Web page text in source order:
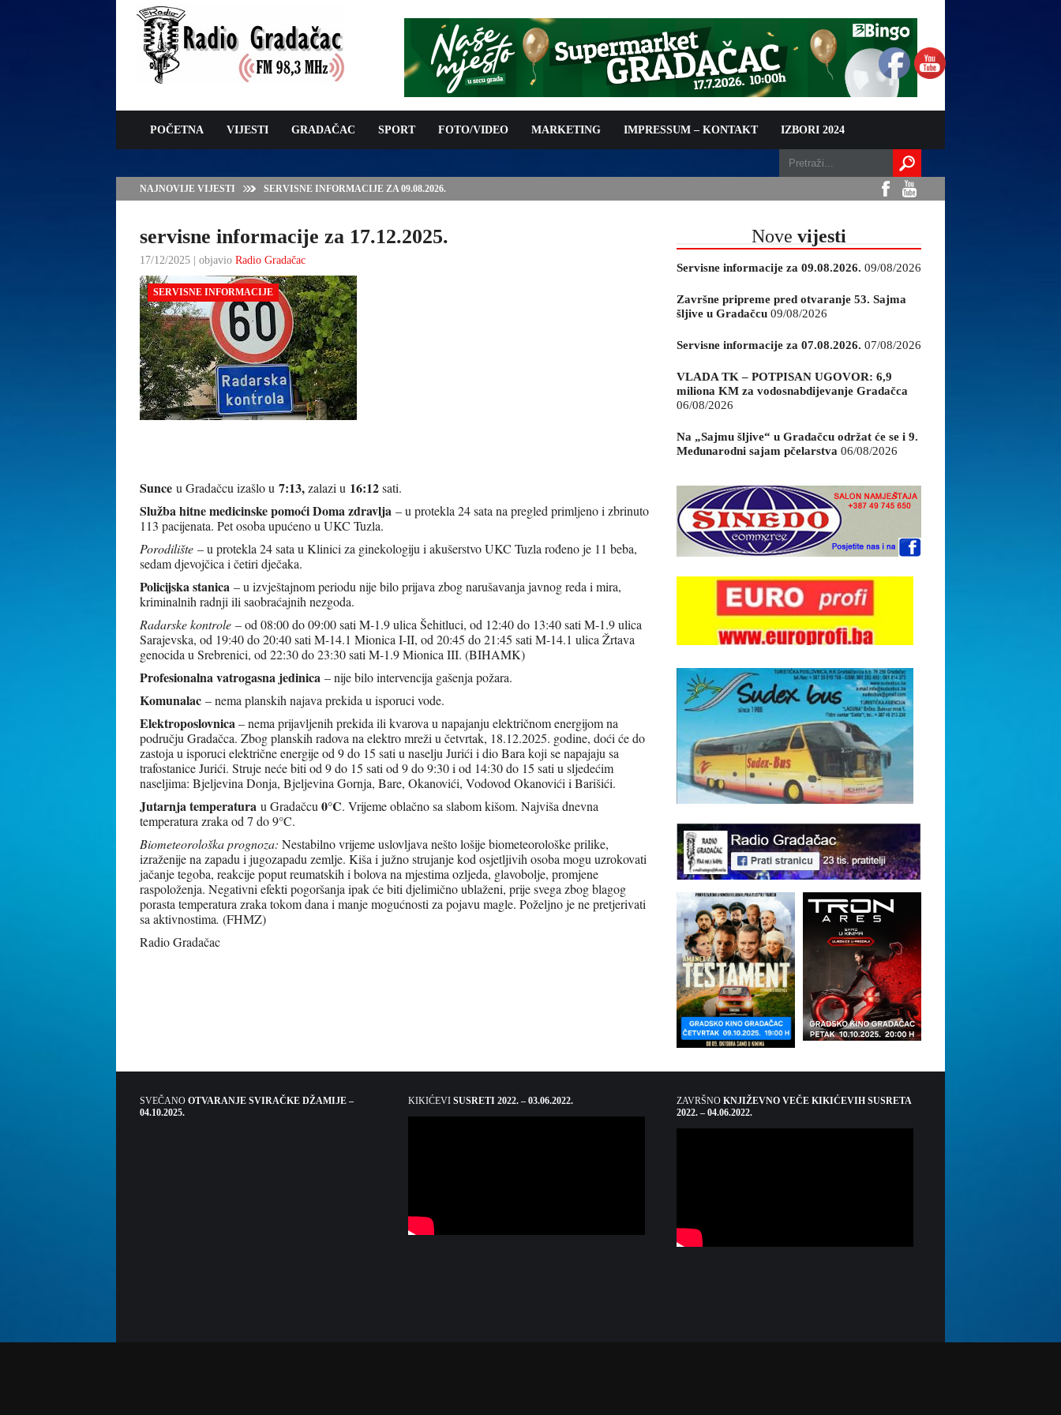
POČETNA VIJESTI GRADAČAC SPORT FOTO/VIDEO MARKETING IMPRESSUM – KONTAKT IZBORI 2024
NAJNOVIJE VIJESTI SERVISNE INFORMACIJE ZA 09.08.2026.
servisne informacije za 17.12.2025.
17/12/2025 | objavio Radio Gradačac
SERVISNE INFORMACIJE
Sunce u Gradačcu izašlo u 7:13,zalazi u 16:12sati.
Služba hitne medicinske pomoći Doma zdravlja – u protekla 24 sata na pregled primljeno i zbrinuto
113 pacijenata. Pet osoba upućeno u UKC Tuzla.
Porodilište – u protekla 24 sata u Klinici za ginekologiju i akušerstvo UKC Tuzla rođeno je 11 beba,
sedam djevojčica i četiri dječaka.
Policijska stanica – u izvještajnom periodu nije bilo prijava zbog narušavanja javnog reda i mira,
kriminalnih radnji ili saobraćajnih nezgoda.
Radarske kontrole – od 08:00 do 09:00 sati M-1.9 ulica Šehitluci, od 12:40 do 13:40 sati M-1.9 ulica
Sarajevska, od 19:40 do 20:40 sati M-14.1 Mionica I-II, od 20:45 do 21:45 sati M-14.1 ulica Žrtava
genocida u Srebrenici, od 22:30 do 23:30 sati M-1.9 Mionica III. (BIHAMK)
Profesionalna vatrogasna jedinica – nije bilo intervencija gašenja požara.
Komunalac – nema planskih najava prekida u isporuci vode.
Elektroposlovnica– nema prijavljenih prekida ili kvarova u napajanju električnom energijom na
području Gradačca. Zbog planskih radova na elektro mreži u četvrtak, 18.12.2025. godine, doći će do
zastoja u isporuci električne energije od 9 do 15 sati u naselju Jurići i dio Bara koji se napajaju sa
trafostanice Jurići. Struje neće biti od 9 do 15 sati od 9 do 9:30 i od 14:30 do 15 sati u sljedećim
naseljima: Bjeljevina Donja, Bjeljevina Gornja, Bare, Okanovići, Vodovod Okanovići i Barišići.
Jutarnja temperatura u Gradačcu 0°C. Vrijeme oblačno sa slabom kišom. Najviša dnevna
temperatura zraka od 7 do 9°C.
Biometeorološka prognoza: Nestabilno vrijeme uslovljava nešto lošije biometeorološke prilike,
izraženije na zapadu i jugozapadu zemlje. Kiša i južno strujanje kod osjetljivih osoba mogu uzrokovati
jačanje tegoba, reakcije poput reumatskih i bolova na mjestima ozljeda, glavobolje, promjene
raspoloženja. Negativni efekti pogoršanja ipak će biti djelimično ublaženi, prije svega zbog blagog
porasta temperatura zraka tokom dana i manje mogućnosti za pojavu magle. Poželjno je ne pretjerivati
sa aktivnostima. (FHMZ)
Radio Gradačac
Nove vijesti
Servisne informacije za 09.08.2026. 09/08/2026
Završne pripreme pred otvaranje 53. Sajma
šljive u Gradačcu 09/08/2026
Servisne informacije za 07.08.2026. 07/08/2026
VLADA TK – POTPISAN UGOVOR: 6,9
miliona KM za vodosnabdijevanje Gradačca
06/08/2026
Na „Sajmu šljive“ u Gradačcu održat će se i 9.
Međunarodni sajam pčelarstva 06/08/2026
SVEČANO OTVARANJE SVIRAČKE DŽAMIJE –
04.10.2025.
KIKIĆEVI SUSRETI 2022. – 03.06.2022. ZAVRŠNO KNJIŽEVNO VEČE KIKIĆEVIH SUSRETA
2022. – 04.06.2022.